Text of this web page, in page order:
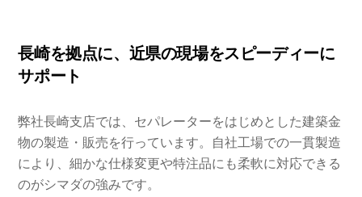
長崎を拠点に、近県の現場をスピーディーに
サポート
弊社長崎支店では、セパレーターをはじめとした建築金
物の製造・販売を行っています。自社工場での一貫製造
により、細かな仕様変更や特注品にも柔軟に対応できる
のがシマダの強みです。